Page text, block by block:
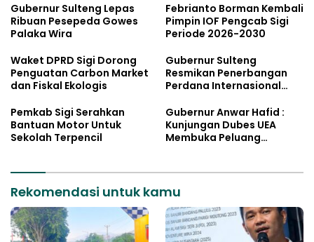
Gubernur Sulteng Lepas
Ribuan Pesepeda Gowes
Palaka Wira
Febrianto Borman Kembali
Pimpin IOF Pengcab Sigi
Periode 2026-2030
Waket DPRD Sigi Dorong
Penguatan Carbon Market
dan Fiskal Ekologis
Gubernur Sulteng
Resmikan Penerbangan
Perdana Internasional
Pemkab Sigi Serahkan
Bantuan Motor Untuk
Sekolah Terpencil
Gubernur Anwar Hafid :
Kunjungan Dubes UEA
Membuka Peluang
Rekomendasi untuk kamu